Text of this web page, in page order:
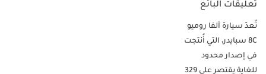
تعليقات البائع
تُعدّ سيارة ألفا روميو
8C سبايدر، التي أُنتجت
في إصدار محدود
للغاية يقتصر على 329